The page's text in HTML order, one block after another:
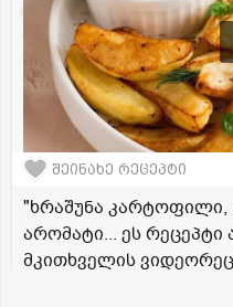
შეინახე რეცეპტი
"ხრაშუნა კარტოფილი,
არომატი... ეს
მკითხველის